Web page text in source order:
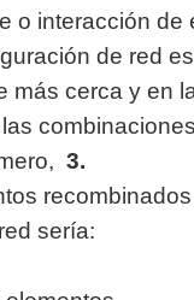
o interacción
de red
más cerca y en
3.
sería: